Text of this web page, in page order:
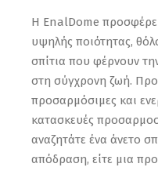
Η EnalDome
υψηλής ποιότητας,
σπίτια που φέρνουν
στη σύγχρονη ζωή.
προσαρμόσιμες και
κατασκευές
αναζητάτε ένα άνετο
απόδραση, είτε μια